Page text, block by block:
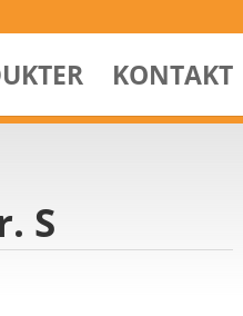
KONTAKT
S